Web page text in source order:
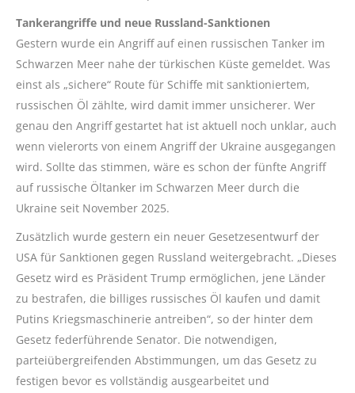
Tankerangriffe und neue Russland-Sanktionen
Gestern wurde ein Angriff auf einen russischen Tanker im
Schwarzen Meer nahe der türkischen Küste gemeldet. Was
einst als „sichere“ Route für Schiffe mit sanktioniertem,
russischen Öl zählte, wird damit immer unsicherer. Wer
genau den Angriff gestartet hat ist aktuell noch unklar, auch
wenn vielerorts von einem Angriff der Ukraine ausgegangen
wird. Sollte das stimmen, wäre es schon der fünfte Angriff
auf russische Öltanker im Schwarzen Meer durch die
Ukraine seit November 2025.
Zusätzlich wurde gestern ein neuer Gesetzesentwurf der
USA für Sanktionen gegen Russland weitergebracht. „Dieses
Gesetz wird es Präsident Trump ermöglichen, jene Länder
zu bestrafen, die billiges russisches Öl kaufen und damit
Putins Kriegsmaschinerie antreiben“, so der hinter dem
Gesetz federführende Senator. Die notwendigen,
parteiübergreifenden Abstimmungen, um das Gesetz zu
festigen bevor es vollständig ausgearbeitet und